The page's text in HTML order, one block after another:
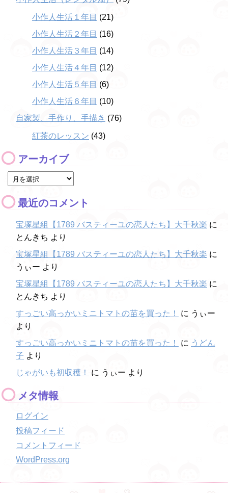
小作人生活１年目 (21)
小作人生活２年目 (16)
小作人生活３年目 (14)
小作人生活４年目 (12)
小作人生活５年目 (6)
小作人生活６年目 (10)
自家製、手作り、手描き (76)
紅茶のレッスン (43)
アーカイブ
最近のコメント
宝塚星組【1789 バスティーユの恋人たち】大千秋楽 に
とんきち より
宝塚星組【1789 バスティーユの恋人たち】大千秋楽 に
うぃー より
宝塚星組【1789 バスティーユの恋人たち】大千秋楽 に
とんきち より
すっごい高っかいミニトマトの苗を買った！
に うぃー
より
すっごい高っかいミニトマトの苗を買った！
に うどん
子 より
じゃがいも初収穫！
に うぃー より
メタ情報
ログイン
投稿フィード
コメントフィード
WordPress.org